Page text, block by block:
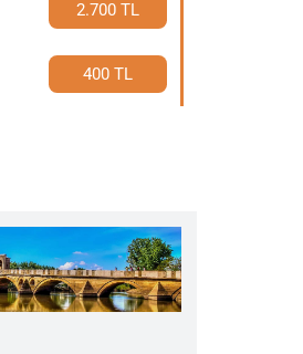
2.700 TL
400 TL